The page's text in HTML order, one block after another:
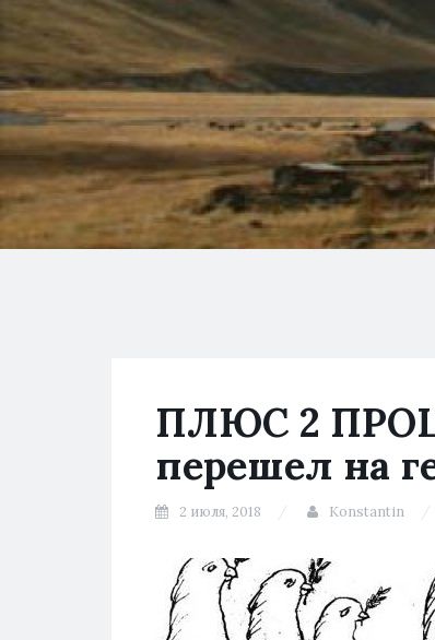
ПЛЮС 2
перешел на
2 июля, 2018 Konstantin